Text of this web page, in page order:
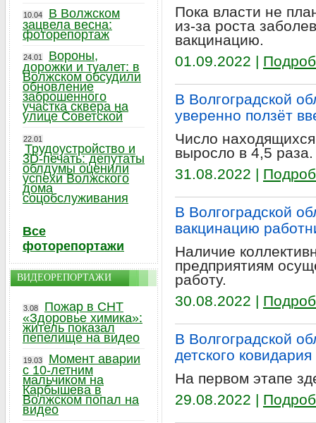
Пока власти не
из-за роста
вакцинацию.
01.09.2022 |
В Волгоградской
уверенно ползёт
Число
выросло в 4,5 раза.
31.08.2022 |
В Волгоградской
вакцинацию
Наличие
предприятиям
работу.
30.08.2022 |
В Волгоградской
детского ковидария
На первом этапе
29.08.2022 |
10.04
В Волжском
зацвела весна:
фоторепортаж
24.01
Вороны,
дорожки и туалет: в
Волжском обсудили
обновление
заброшенного
участка сквера на
улице Советской
22.01
Трудоустройство и
3D-печать: депутаты
облдумы оценили
успехи Волжского
дома
соцобслуживания
Все
фоторепортажи
ВИДЕОРЕПОРТАЖИ
3.08
Пожар в СНТ
«Здоровье химика»:
житель показал
пепелище на видео
19.03
Момент аварии
с 10-летним
мальчиком на
Карбышева в
Волжском попал на
видео